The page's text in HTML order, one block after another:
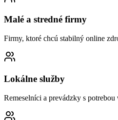
Malé a stredné firmy
Firmy, ktoré chcú stabilný online
Lokálne služby
Remeselníci a prevádzky s